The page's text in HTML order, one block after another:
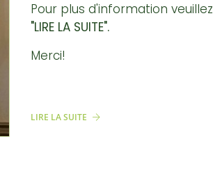
Pour plus d'information veuillez
"LIRE LA SUITE".
Merci!
LIRE LA SUITE